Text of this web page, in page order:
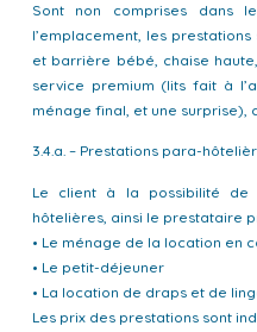
Sont non comprises dans
l’emplacement, les
et barrière bébé, chaise
service premium (lits fait à
ménage final, et une
3.4.a. – Prestations para-
Le client à la possibilité de
hôtelières, ainsi le prestataire
• Le ménage de la location en
• Le petit-déjeuner
• La location de draps et de
Les prix des prestations sont